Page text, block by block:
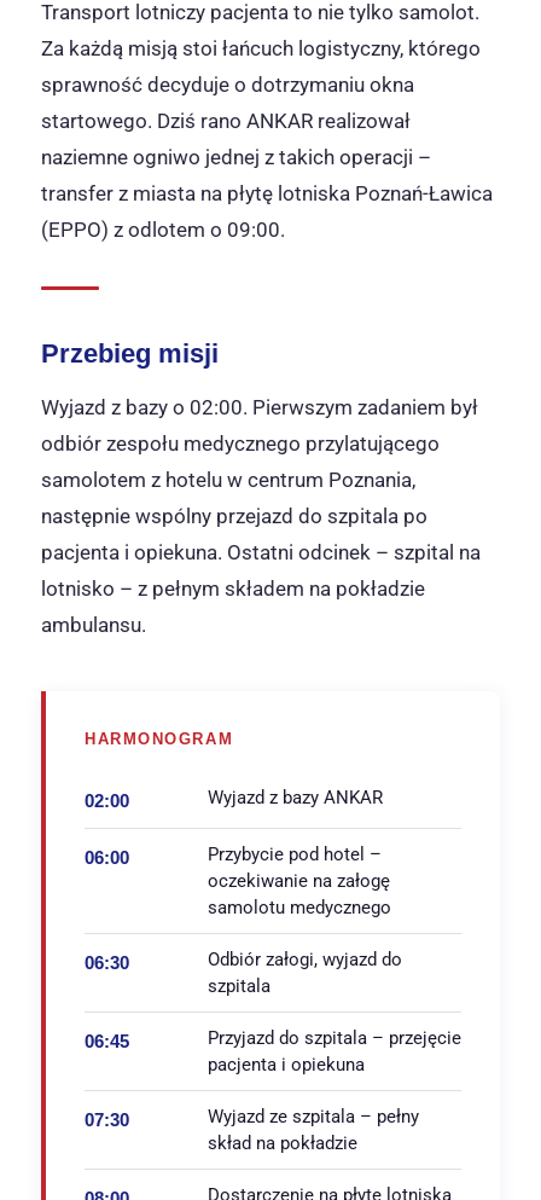
Transport lotniczy pacjenta to nie tylko samolot.
Za każdą misją stoi łańcuch logistyczny, którego
sprawność decyduje o dotrzymaniu okna
startowego. Dziś rano ANKAR realizował
naziemne ogniwo jednej z takich operacji –
transfer z miasta na płytę lotniska Poznań-Ławica
(EPPO) z odlotem o 09:00.
Przebieg misji
Wyjazd z bazy o 02:00. Pierwszym zadaniem był
odbiór zespołu medycznego przylatującego
samolotem z hotelu w centrum Poznania,
następnie wspólny przejazd do szpitala po
pacjenta i opiekuna. Ostatni odcinek – szpital na
lotnisko – z pełnym składem na pokładzie
ambulansu.
HARMONOGRAM
02:00 Wyjazd z bazy ANKAR
06:00
Przybycie pod hotel –
oczekiwanie na załogę
samolotu medycznego
06:30
Odbiór załogi, wyjazd do
szpitala
06:45
Przyjazd do szpitala – przejęcie
pacjenta i opiekuna
07:30
Wyjazd ze szpitala – pełny
skład na pokładzie
Dostarczenie na płytę lotniska